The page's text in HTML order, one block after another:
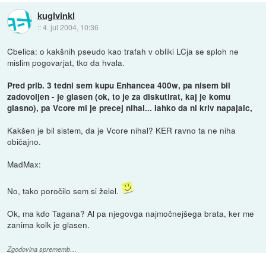
kuglvinkl
::4. jul 2004, 10:36
Cbelica: o kakšnih pseudo kao trafah v obliki LCja se sploh ne
mislim pogovarjat, tko da hvala.
Pred prib. 3 tedni sem kupu Enhancea 400w, pa nisem bil
zadovoljen - je glasen (ok, to je za diskutirat, kaj je komu
glasno), pa Vcore mi je precej nihal... lahko da ni kriv napajalc,
Kakšen je bil sistem, da je Vcore nihal? KER ravno ta ne niha
običajno.
MadMax:
No, tako poročilo sem si želel.
Ok, ma kdo Tagana? Al pa njegovga najmočnejšega brata, ker me
zanima kolk je glasen.
Zgodovina sprememb…